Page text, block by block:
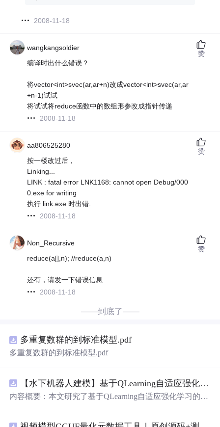
2008-11-18
wangkangsoldier
编译时出什么错误？
将vector<int>svec(ar,ar+n)改成vector<int>svec(ar,ar
+n-1)试试
将试试将reduce函数中的数组形参改成指针传递
2008-11-18
赞
aa806525280
按一楼改过后，
Linking...
LINK : fatal error LNK1168: cannot open Debug/000
0.exe for writing
执行 link.exe 时出错.
2008-11-18
赞
Non_Recursive
reduce(a[],n); //reduce(a,n)
还有，请发一下错误信息
2008-11-18
赞
——到底了——
多重复数群的到标准模型.pdf
多重复数群的到标准模型.pdf
【水下机器人建模】基于QLearning自适应强化学习PID控制器在AUV中的应用研究（Matlab代码实现）
内容概要：本文研究了基于QLearning自适应强化学习的PI